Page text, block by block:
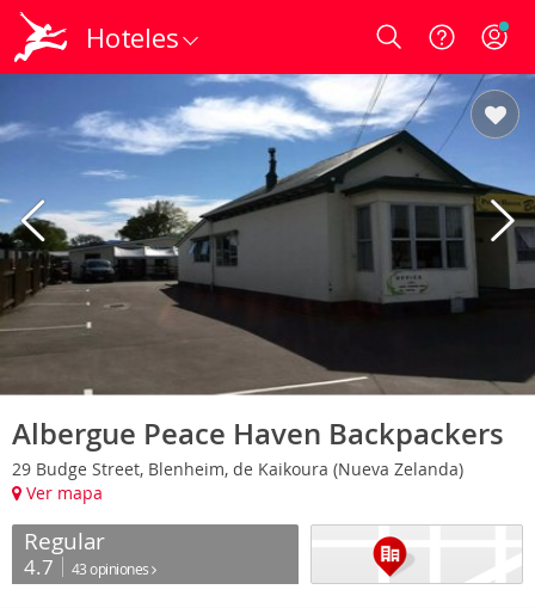
Hoteles Login
Albergue Peace Haven Backpackers
29 Budge Street, Blenheim, de Kaikoura (Nueva Zelanda)
Ver mapa
Regular
4.7 43 opiniones